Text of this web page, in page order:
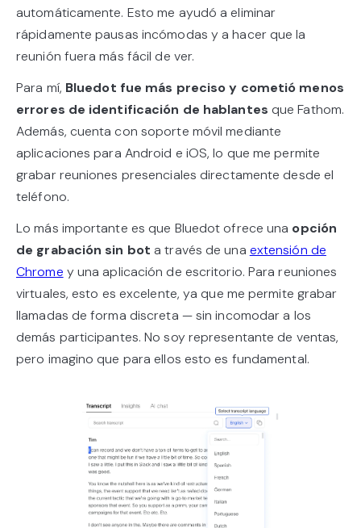
automáticamente. Esto me ayudó a eliminar
rápidamente pausas incómodas y a hacer que la
reunión fuera más fácil de ver.
Para mí, Bluedot fue más preciso y cometió menos
errores de identificación de hablantes que Fathom.
Además, cuenta con soporte móvil mediante
aplicaciones para Android e iOS, lo que me permite
grabar reuniones presenciales directamente desde el
teléfono.
Lo más importante es que Bluedot ofrece una opción
de grabación sin bot a través de una extensión de
Chrome y una aplicación de escritorio. Para reuniones
virtuales, esto es excelente, ya que me permite grabar
llamadas de forma discreta — sin incomodar a los
demás participantes. No soy representante de ventas,
pero imagino que para ellos esto es fundamental.